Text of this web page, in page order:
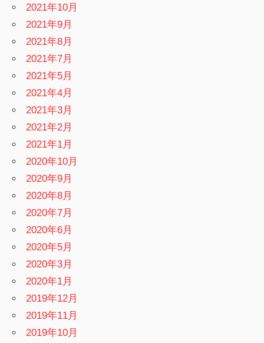
2021年10月
2021年9月
2021年8月
2021年7月
2021年5月
2021年4月
2021年3月
2021年2月
2021年1月
2020年10月
2020年9月
2020年8月
2020年7月
2020年6月
2020年5月
2020年3月
2020年1月
2019年12月
2019年11月
2019年10月